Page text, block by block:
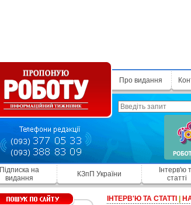
Про видання
Підписка на
видання
КЗпП України
Інтерв'ю
статті
ІНТЕРВ'Ю ТА СТАТТІ